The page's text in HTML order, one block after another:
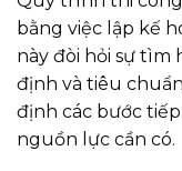
bằng việc lập kế
này đòi hỏi sự tìm
định và tiêu chuẩn
định các bước
nguồn lực cần có.